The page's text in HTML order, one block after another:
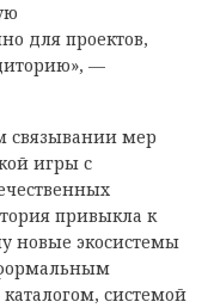
для проектов,
—
связывании мер
игры с
привыкла к
новые экосистемы
системой